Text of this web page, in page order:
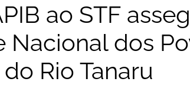
ao STF
Nacional dos
Rio Tanaru